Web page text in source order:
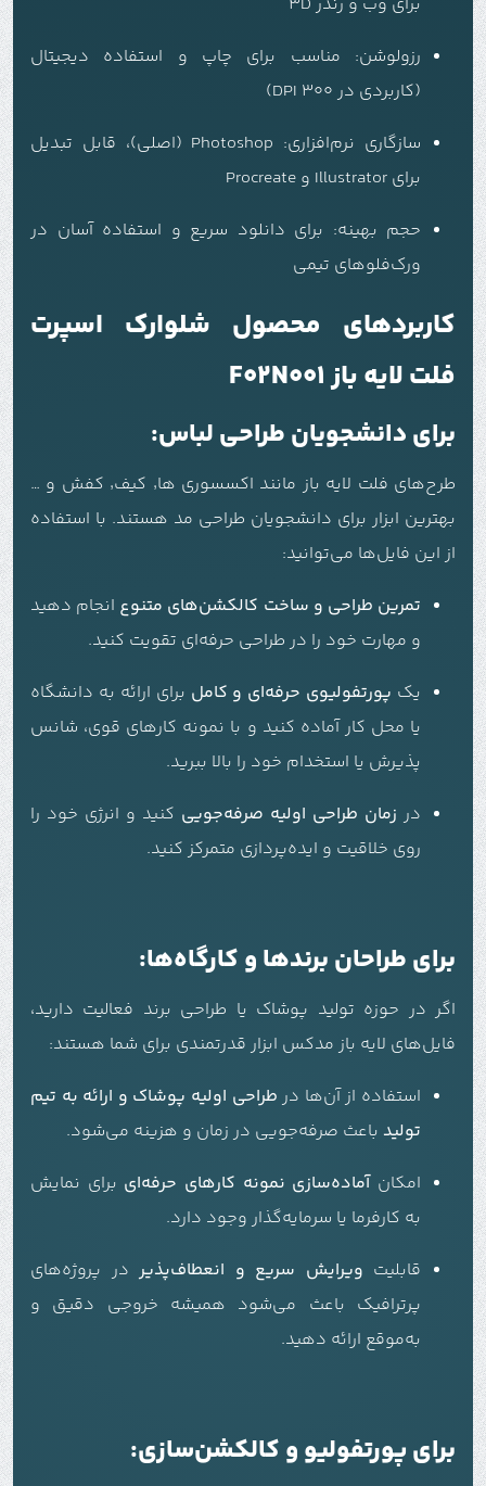
رزولوشن: مناسب برای چاپ و استفاده دیجیتال
(کاربردی در 300 DPI)
سازگاری نرم‌افزاری: Photoshop (اصلی)، قابل تبدیل
برای Illustrator و Procreate
حجم بهینه: برای دانلود سریع و استفاده آسان در
ورک‌فلوهای تیمی
کاربردهای محصول شلوارک اسپرت
فلت لایه باز F02N001
برای دانشجویان طراحی لباس:
طرح‌های فلت لایه باز مانند اکسسوری ها٬ کیف٬ کفش و …
بهترین ابزار برای دانشجویان طراحی مد هستند. با استفاده
از این فایل‌ها می‌توانید:
تمرین طراحی و ساخت کالکشن‌های متنوع انجام دهید
و مهارت خود را در طراحی حرفه‌ای تقویت کنید.
یک پورتفولیوی حرفه‌ای و کامل برای ارائه به دانشگاه
یا محل کار آماده کنید و با نمونه کارهای قوی، شانس
پذیرش یا استخدام خود را بالا ببرید.
در زمان طراحی اولیه صرفه‌جویی کنید و انرژی خود را
روی خلاقیت و ایده‌پردازی متمرکز کنید.
برای طراحان برندها و کارگاه‌ها:
اگر در حوزه تولید پوشاک یا طراحی برند فعالیت دارید،
فایل‌های لایه باز مدکس ابزار قدرتمندی برای شما هستند:
استفاده از آن‌ها در طراحی اولیه پوشاک و ارائه به تیم
تولید باعث صرفه‌جویی در زمان و هزینه می‌شود.
امکانآماده‌سازی نمونه کارهای حرفه‌ای برای نمایش
به کارفرما یا سرمایه‌گذار وجود دارد.
قابلیت ویرایش سریع و انعطاف‌پذیر در پروژه‌های
پرترافیک باعث می‌شود همیشه خروجی دقیق و
به‌موقع ارائه دهید.
برای پورتفولیو و کالکشن‌سازی: